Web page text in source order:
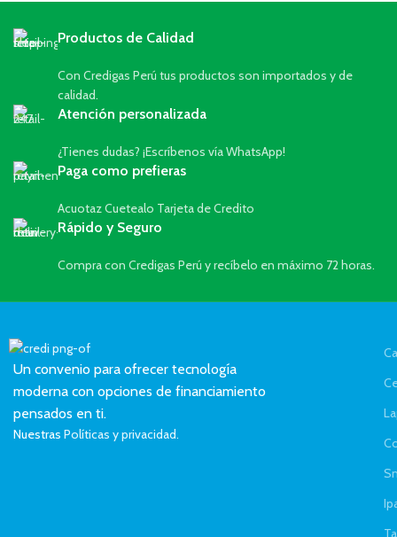
Productos de Calidad
Con Credigas Perú tus productos son importados y de
calidad.
Atención personalizada
¿Tienes dudas? ¡Escríbenos vía WhatsApp!
Paga como prefieras
Acuotaz Cuetealo Tarjeta de Credito
Rápido y Seguro
Compra con Credigas Perú y recíbelo en máximo 72 horas.
Un convenio para ofrecer tecnología
moderna con opciones de financiamiento
pensados en ti.
Nuestras Políticas y privacidad.